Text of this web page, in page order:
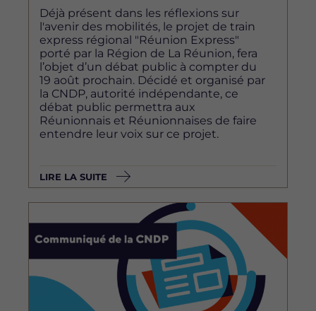
Déjà présent dans les réflexions sur
l'avenir des mobilités, le projet de train
express régional "Réunion Express"
porté par la Région de La Réunion, fera
l’objet d’un débat public à compter du
19 août prochain. Décidé et organisé par
la CNDP, autorité indépendante, ce
débat public permettra aux
Réunionnais et Réunionnaises de faire
entendre leur voix sur ce projet.
LIRE LA SUITE